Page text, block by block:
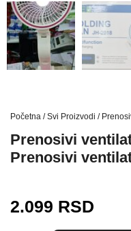
Početna /Svi Proizvodi /
Prenosivi
Prenosivi
2.099 RSD